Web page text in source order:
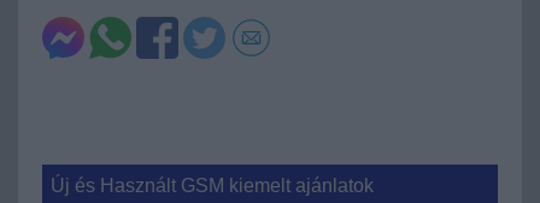
Új és Használt GSM kiemelt ajánlatok